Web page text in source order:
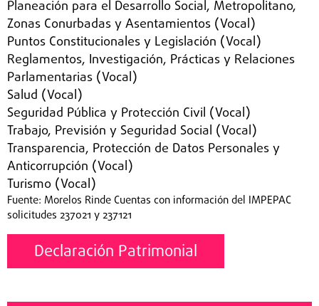
Planeación para el Desarrollo Social, Metropolitano,
Zonas Conurbadas y Asentamientos (Vocal)
Puntos Constitucionales y Legislación (Vocal)
Reglamentos, Investigación, Prácticas y Relaciones
Parlamentarias (Vocal)
Salud (Vocal)
Seguridad Pública y Protección Civil (Vocal)
Trabajo, Previsión y Seguridad Social (Vocal)
Transparencia, Protección de Datos Personales y
Anticorrupción (Vocal)
Turismo (Vocal)
Fuente: Morelos Rinde Cuentas con información del IMPEPAC
solicitudes 237021 y 237121
Declaración Patrimonial